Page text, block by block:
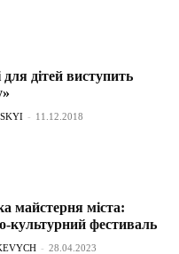
дітей виступить
- 11.12.2018
майстерня міста:
культурний фестиваль
- 28.04.2023